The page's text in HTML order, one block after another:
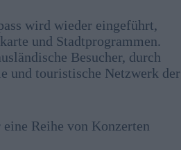
wird wieder eingeführt,
und Stadtprogrammen.
Besucher, durch
und touristische Netzwerk der
Reihe von Konzerten